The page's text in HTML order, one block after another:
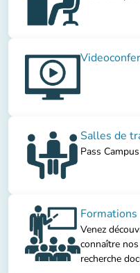
Salles de
Pass
Formations
Venez
connaître
recherche